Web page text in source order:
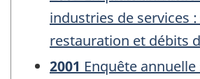
industries de services
restauration et débits
2001 Enquête annuelle